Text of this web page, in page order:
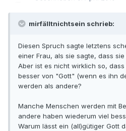
mirfälltnichtsein schrieb:
Diesen Spruch sagte letztens
einer Frau, als sie sagte, dass
Aber ist es nicht wirklich so,
besser von "Gott" (wenn es ihn
werden als andere?
Manche Menschen werden mit
andere haben wiederum viel
Warum lässt ein (all)gütiger Gott